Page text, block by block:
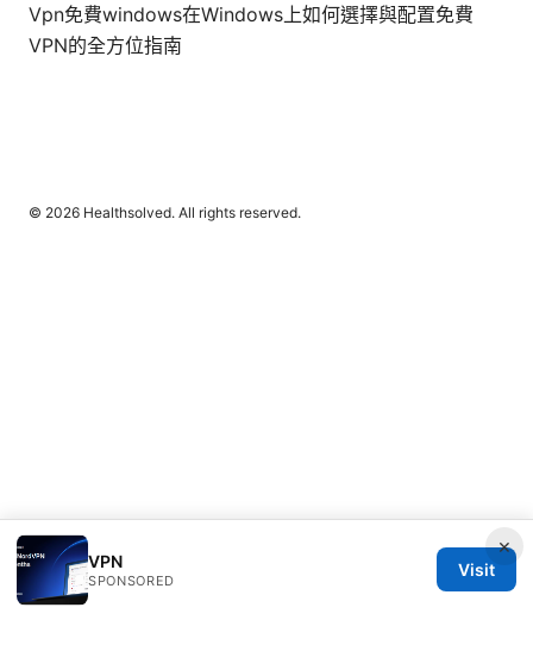
Vpn免費windows在Windows上如何選擇與配置免費
VPN的全方位指南
×
VPN
SPONSORED
Visit
© 2026 Healthsolved. All rights reserved.